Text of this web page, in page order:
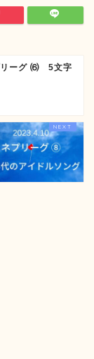
ーグ ⑹ 5文字